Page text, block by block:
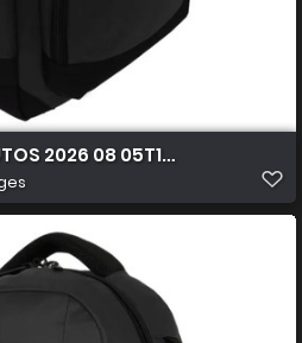
2026 08 05T172054.365